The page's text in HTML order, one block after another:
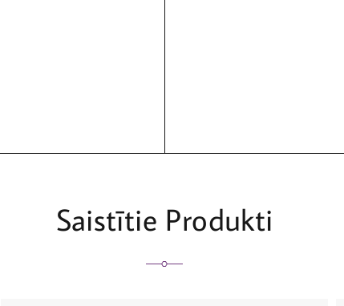
Saistītie Produkti